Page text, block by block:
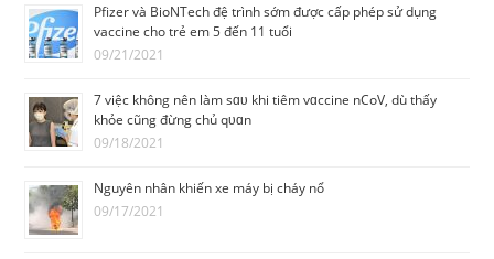
Pfizer và BioNTech đệ trình sớm được cấp phép sử dụng
vaccine cho trẻ em 5 đến 11 tuổi
09/21/2021
7 việc không nên làm sɑᴜ khi tiêm vɑccine nCoV, dù thấy
khỏe cũng đừng chủ qᴜɑn
09/18/2021
Nguyên nhân khiến xe máy bị cháy nổ
09/17/2021